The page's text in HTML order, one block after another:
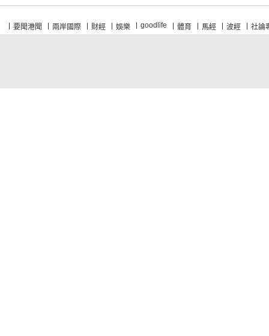
要聞港聞 兩岸國際 財經 娛樂 goodlife 體育 馬經 波經 社論